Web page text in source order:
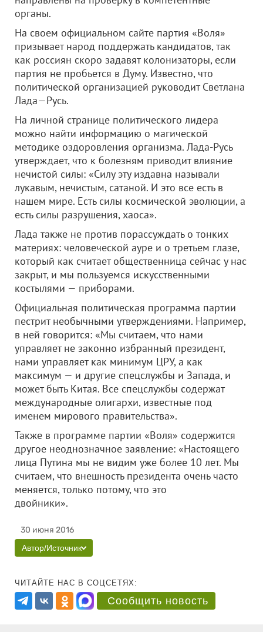
органы.
На своем официальном сайте партия «Воля»
призывает народ поддержать кандидатов, так
как россиян скоро задавят колонизаторы, если
партия не пробьется в Думу. Известно, что
политической организацией руководит Светлана
Лада—Русь.
На личной странице политического лидера
можно найти информацию о магической
методике оздоровления организма. Лада-Русь
утверждает, что к болезням приводит влияние
нечистой силы: «Силу эту издавна называли
лукавым, нечистым, сатаной. И это все есть в
нашем мире. Есть силы космической эволюции, а
есть силы разрушения, хаоса».
Лада также не против порассуждать о тонких
материях: человеческой ауре и о третьем глазе,
который как считает общественница сейчас у нас
закрыт, и мы пользуемся искусственными
костылями — приборами.
Официальная политическая программа партии
пестрит необычными утверждениями. Например,
в ней говорится: «Мы считаем, что нами
управляет не законно избранный президент,
нами управляет как минимум ЦРУ, а как
максимум — и другие спецслужбы и Запада, и
может быть Китая. Все спецслужбы содержат
международные олигархи, известные под
именем мирового правительства».
Также в программе партии «Воля» содержится
другое неоднозначное заявление: «Настоящего
лица Путина мы не видим уже более 10 лет. Мы
считаем, что внешность президента очень часто
меняется, только потому, что это
двойники».
30 июня 2016
Автор/Источник
ЧИТАЙТЕ НАС В СОЦСЕТЯХ:
Сообщить новость